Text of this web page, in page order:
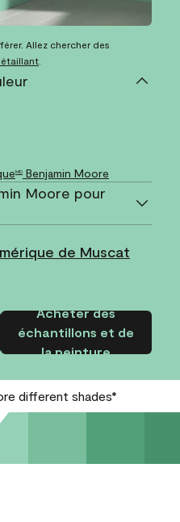
Allez chercher des
MD Benjamin Moore
Moore pour
de Muscat
Acheter des
échantillons et de
la peinture
different shades*